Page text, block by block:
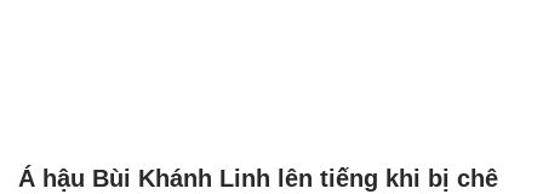
Á hậu Bùi Khánh Linh lên tiếng khi bị chê